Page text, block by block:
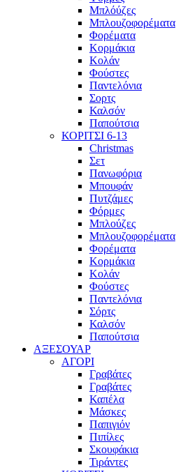
Μπλόύζες
Μπλουζοφορέματα
Φορέματα
Κορμάκια
Κολάν
Φούστες
Παντελόνια
Σορτς
Καλσόν
Παπούτσια
ΚΟΡΙΤΣΙ 6-13
Christmas
Σετ
Πανωφόρια
Μπουφάν
Πυτζάμες
Φόρμες
Μπλούζες
Μπλουζοφορέματα
Φορέματα
Κορμάκια
Κολάν
Φούστες
Παντελόνια
Σόρτς
Καλσόν
Παπούτσια
ΑΞΕΣΟΥΑΡ
ΑΓΟΡΙ
Γραβάτες
Γραβάτες
Καπέλα
Μάσκες
Παπιγιόν
Πιπίλες
Σκουφάκια
Τιράντες